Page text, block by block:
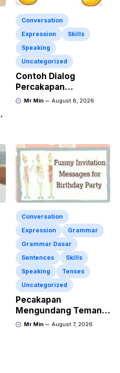
Conversation
Expression
Skills
Speaking
Uncategorized
Contoh Dialog
Percakapan
Responding to Good
Mr Min August 8, 2026
Conversation
Expression
Grammar
Grammar Dasar
Sentences
Skills
Speaking
Tenses
Uncategorized
Pecakapan
Mengundang Teman
ke Acara Pesta Ulang
Mr Min August 7, 2026